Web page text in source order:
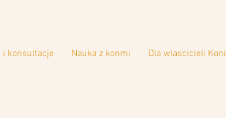
i konsultacje Nauka z konmi Dla wlascicieli Koni